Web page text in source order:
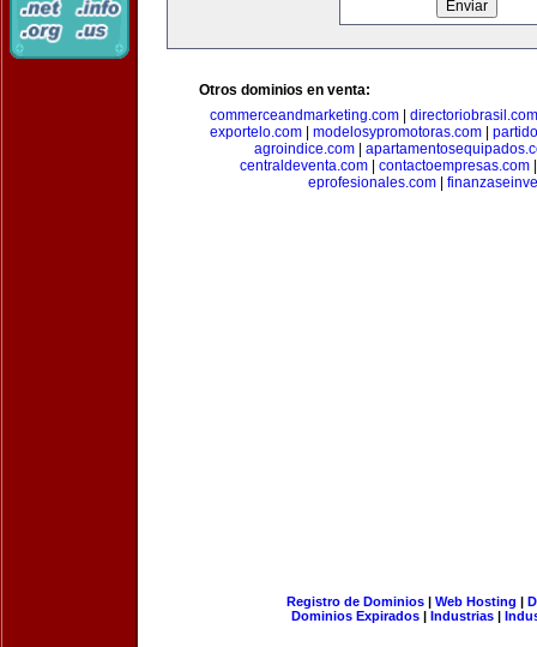
Otros dominios en venta:
commerceandmarketing.com| directoriobrasil.com
exportelo.com
modelosypromotoras.com
agroindice.com
centraldeventa.com
contactoempresas.com
eprofesionales.com
Registro de Dominios| Web Hosting |
Dominios Expirados | Industrias |